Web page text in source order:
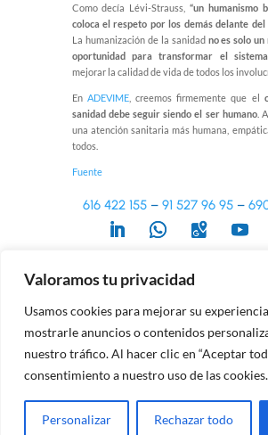
Valoramos tu privacidad
Usamos cookies para mejorar su
mostrarle anuncios o contenidos
nuestro tráfico. Al hacer clic en “Aceptar
consentimiento a nuestro uso de las cookies.
Personalizar Rechazar todo
Como decía Lévi-Strauss, “un humanismo
coloca el respeto por los demás delante del
La humanización de la sanidad no es solo
oportunidad para transformar el
mejorar la calidad de vida de todos los
En ADEVIME, creemos firmemente que el
sanidad debe seguir siendo el ser humano.
una atención sanitaria más humana,
todos.
Fuente
616 422 155– 91 527 96 95–
© ADEVIME 2023